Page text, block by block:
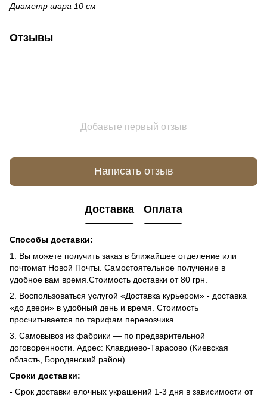
Диаметр шара 10 см
Отзывы
Добавьте первый отзыв
Написать отзыв
Доставка Оплата
Способы доставки:
1. Вы можете получить заказ в ближайшее отделение или
почтомат Новой Почты. Самостоятельное получение в
удобное вам время.Стоимость доставки от 80 грн.
2. Воспользоваться услугой «Доставка курьером» - доставка
«до двери» в удобный день и время. Стоимость
просчитывается по тарифам перевозчика.
3. Самовывоз из фабрики — по предварительной
договоренности. Адрес: Клавдиево-Тарасово (Киевская
область, Бородянский район).
Сроки доставки:
- Срок доставки елочных украшений 1-3 дня в зависимости от